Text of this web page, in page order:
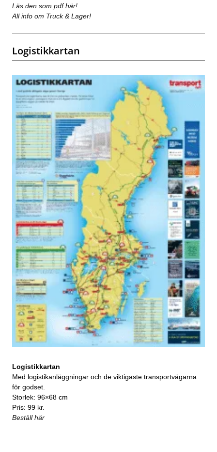
Läs den som pdf här!
All info om Truck & Lager!
Logistikkartan
Logistikkartan
Med logistikanläggningar och de viktigaste transportvägarna
för godset.
Storlek: 96×68 cm
Pris: 99 kr.
Beställ här